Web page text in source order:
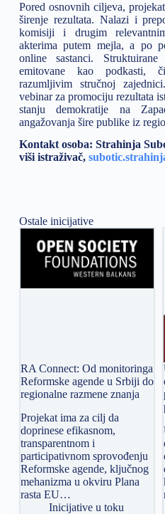
Pored osnovnih ciljeva,
širenje rezultata. Nalazi i
komisiji i drugim
akterima putem mejla, a po
online sastanci.
emitovane kao podkasti,
razumljivim stručnoj
vebinar za promociju rezultata
stanju demokratije na
angažovanja šire publike iz
Kontakt osoba: Strahinja
viši istraživač,
Ostale inicijative
RA Connect: Od monitoringa
Reformske agende u Srbiji do
regionalne razmene znanja
Projekat ima za cilj da
doprinese efikasnom,
transparentnom i
participativnom sprovođenju
Reformske agende, ključnog
mehanizma u okviru Plana
rasta EU…
Inicijative u toku